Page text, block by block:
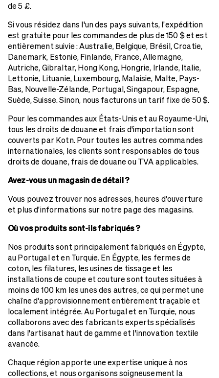
de 5 £.
Si vous résidez dans l'un des pays suivants, l'expédition
est gratuite pour les commandes de plus de 150 $ et est
entièrement suivie : Australie, Belgique, Brésil, Croatie,
Danemark, Estonie, Finlande, France, Allemagne,
Autriche, Gibraltar, Hong Kong, Hongrie, Irlande, Italie,
Lettonie, Lituanie, Luxembourg, Malaisie, Malte, Pays-
Bas, Nouvelle-Zélande, Portugal, Singapour, Espagne,
Suède, Suisse. Sinon, nous facturons un tarif fixe de 50 $.
Pour les commandes aux États-Unis et au Royaume-Uni,
tous les droits de douane et frais d'importation sont
couverts par Kotn. Pour toutes les autres commandes
internationales, les clients sont responsables de tous
droits de douane, frais de douane ou TVA applicables.
Avez-vous un magasin de détail ?
Vous pouvez trouver nos adresses, heures d'ouverture
et plus d'informations sur notre page des magasins.
Où vos produits sont-ils fabriqués ?
Nos produits sont principalement fabriqués en Égypte,
au Portugal et en Turquie. En Égypte, les fermes de
coton, les filatures, les usines de tissage et les
installations de coupe et couture sont toutes situées à
moins de 100 km les unes des autres, ce qui permet une
chaîne d'approvisionnement entièrement traçable et
localement intégrée. Au Portugal et en Turquie, nous
collaborons avec des fabricants experts spécialisés
dans l'artisanat haut de gamme et l'innovation textile
avancée.
Chaque région apporte une expertise unique à nos
collections, et nous organisons soigneusement la